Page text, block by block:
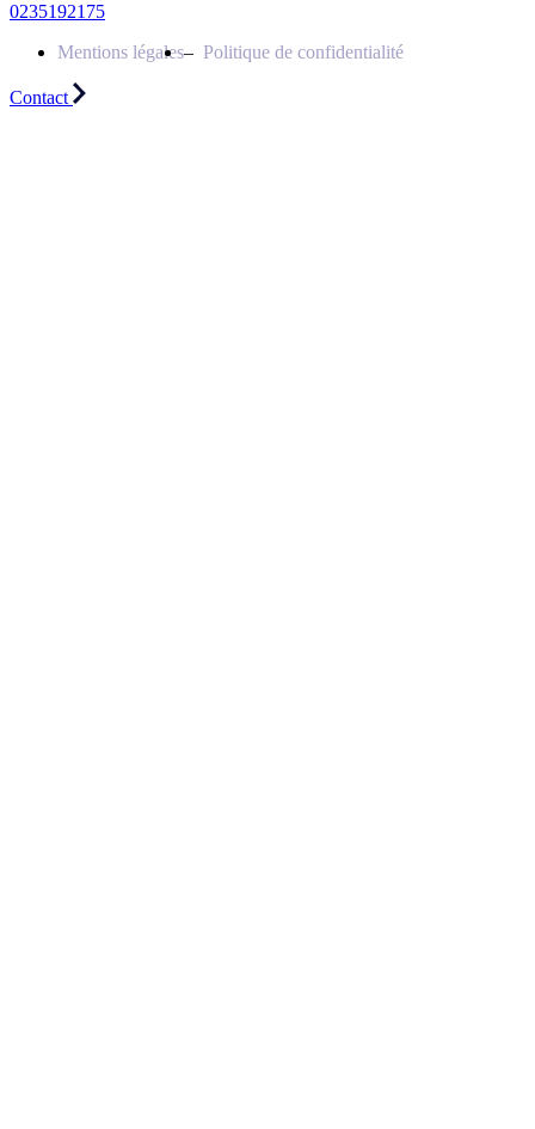
0235192175
Mentions légales
Politique de confidentialité
Contact